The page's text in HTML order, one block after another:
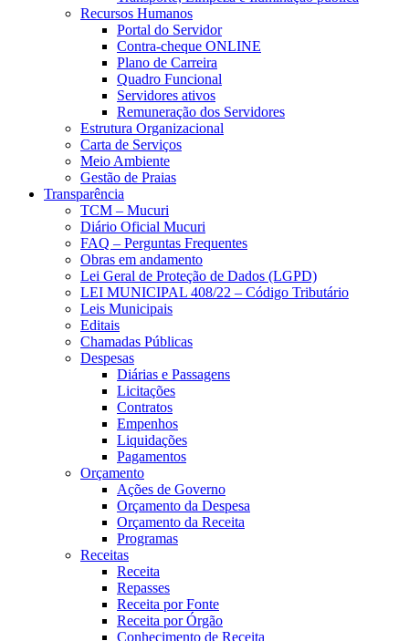
Recursos Humanos
Portal do Servidor
Contra-cheque ONLINE
Plano de Carreira
Quadro Funcional
Servidores ativos
Remuneração dos Servidores
Estrutura Organizacional
Carta de Serviços
Meio Ambiente
Gestão de Praias
Transparência
TCM – Mucuri
Diário Oficial Mucuri
FAQ – Perguntas Frequentes
Obras em andamento
Lei Geral de Proteção de Dados (LGPD)
LEI MUNICIPAL 408/22 – Código Tributário
Leis Municipais
Editais
Chamadas Públicas
Despesas
Diárias e Passagens
Licitações
Contratos
Empenhos
Liquidações
Pagamentos
Orçamento
Ações de Governo
Orçamento da Despesa
Orçamento da Receita
Programas
Receitas
Receita
Repasses
Receita por Fonte
Receita por Órgão
Conhecimento de Receita